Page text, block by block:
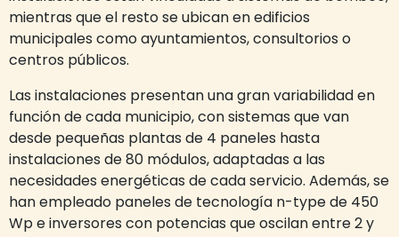
mientras que el resto se ubican en edificios
municipales como ayuntamientos, consultorios o
centros públicos.
Las instalaciones presentan una gran variabilidad en
función de cada municipio, con sistemas que van
desde pequeñas plantas de 4 paneles hasta
instalaciones de 80 módulos, adaptadas a las
necesidades energéticas de cada servicio. Además, se
han empleado paneles de tecnología n-type de 450
Wp e inversores con potencias que oscilan entre 2 y